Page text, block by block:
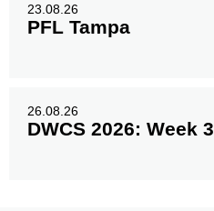
23.08.26
PFL Tampa
26.08.26
DWCS 2026: Week 3